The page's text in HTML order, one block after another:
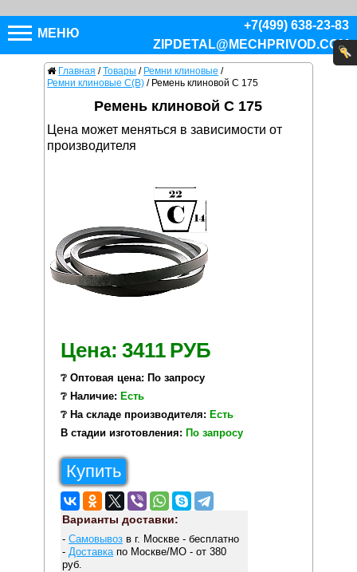
МЕНЮ
+7(499) 638-23-83
ZIPDETAL@MECHPRIVOD.COM
Главная / Товары / Ремни клиновые /
Ремни клиновые C(В) / Ремень клиновой C 175
Ремень клиновой C 175
Цена может меняться в зависимости от
производителя
Цена: 3411 РУБ
❔ Оптовая цена: По запросу
❔ Наличие: Есть
❔ На складе производителя: Есть
В стадии изготовления: По запросу
Купить
Варианты доставки:
- Самовывозв г. Москве - бесплатно
- Доставкапо Москве/МО - от 380
руб.